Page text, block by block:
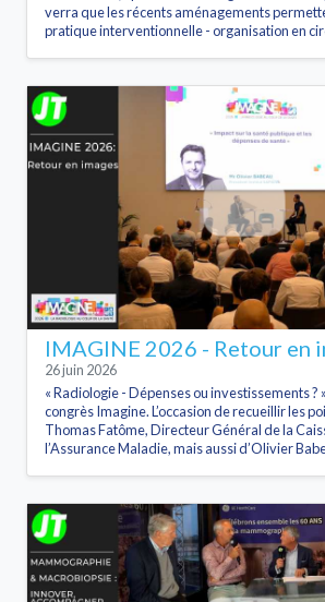
verra que les récents aménagements
pratique interventionnelle - organisation en
IMAGINE 2026 - Retour en
26 juin 2026
« Radiologie - Dépenses ou investissements ?
congrès Imagine. L’occasion de recueillir les
Thomas Fatôme, Directeur Général de la
l’Assurance Maladie, mais aussi d’Olivier